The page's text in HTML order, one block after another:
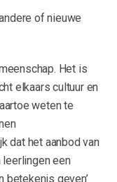
of nieuwe
Het is
elkaars cultuur en
weten te
dat het aanbod van
een
betekenis geven’